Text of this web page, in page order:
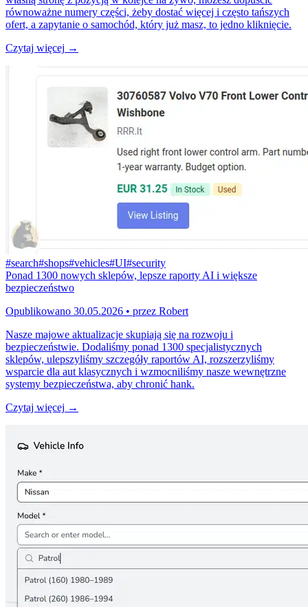
równoważne numery części, żeby dostać więcej i często tańszych
ofert, a zapytanie o samochód, który już masz, to jedno kliknięcie.
Czytaj więcej →
#search#shops#vehicles#UI#security
Ponad 1300 nowych sklepów, lepsze raporty AI i większe
bezpieczeństwo
Opublikowano 30.05.2026 • przez Robert
Nasze majowe aktualizacje skupiają się na rozwoju i
bezpieczeństwie. Dodaliśmy ponad 1300 specjalistycznych
sklepów, ulepszyliśmy szczegóły raportów AI, rozszerzyliśmy
wsparcie dla aut klasycznych i wzmocniliśmy nasze wewnętrzne
systemy bezpieczeństwa, aby chronić hank.
Czytaj więcej →